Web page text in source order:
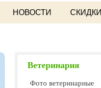
НОВОСТИ СКИДКИ
Ветеринария
Фото ветеринарные